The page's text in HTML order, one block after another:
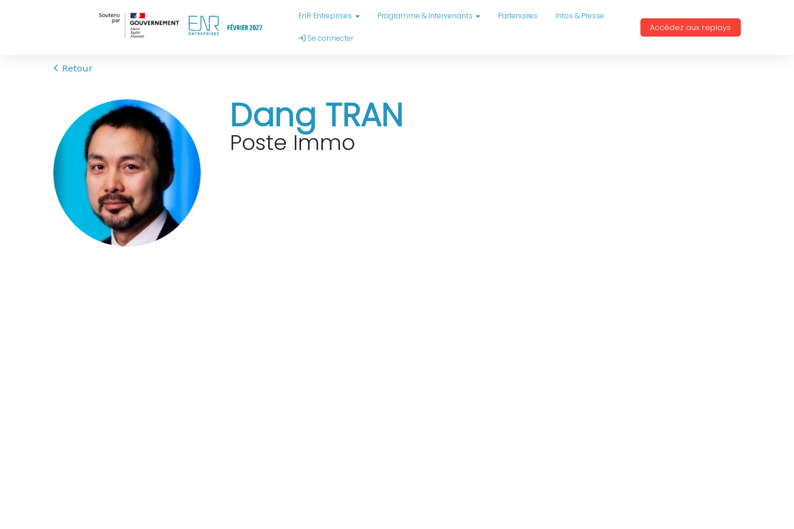
EnR Entreprises Programme & Intervenants Partenaires Infos & Presse
Se connecter
Accédez aux replays
Retour
Dang TRAN
Poste Immo